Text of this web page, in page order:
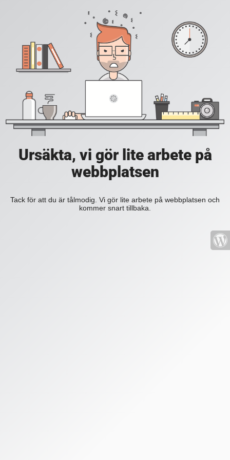
Ursäkta, vi gör lite arbete på
webbplatsen
Tack för att du är tålmodig. Vi gör lite arbete på webbplatsen och
kommer snart tillbaka.